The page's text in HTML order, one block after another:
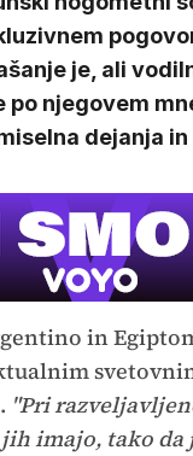
je, ali
po njegovem
dejanja
in
"Pri
imajo, tako